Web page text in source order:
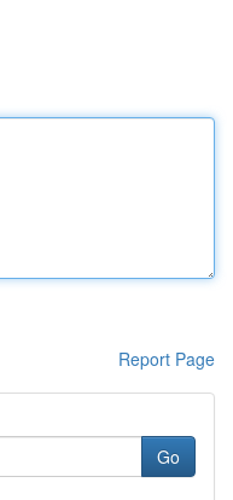
Report Page
Go